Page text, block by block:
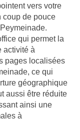
vers votre
coup de pouce
qui permet la
activité à
pages localisées
ce qui
géographique
aussi être réduite
ainsi une
à